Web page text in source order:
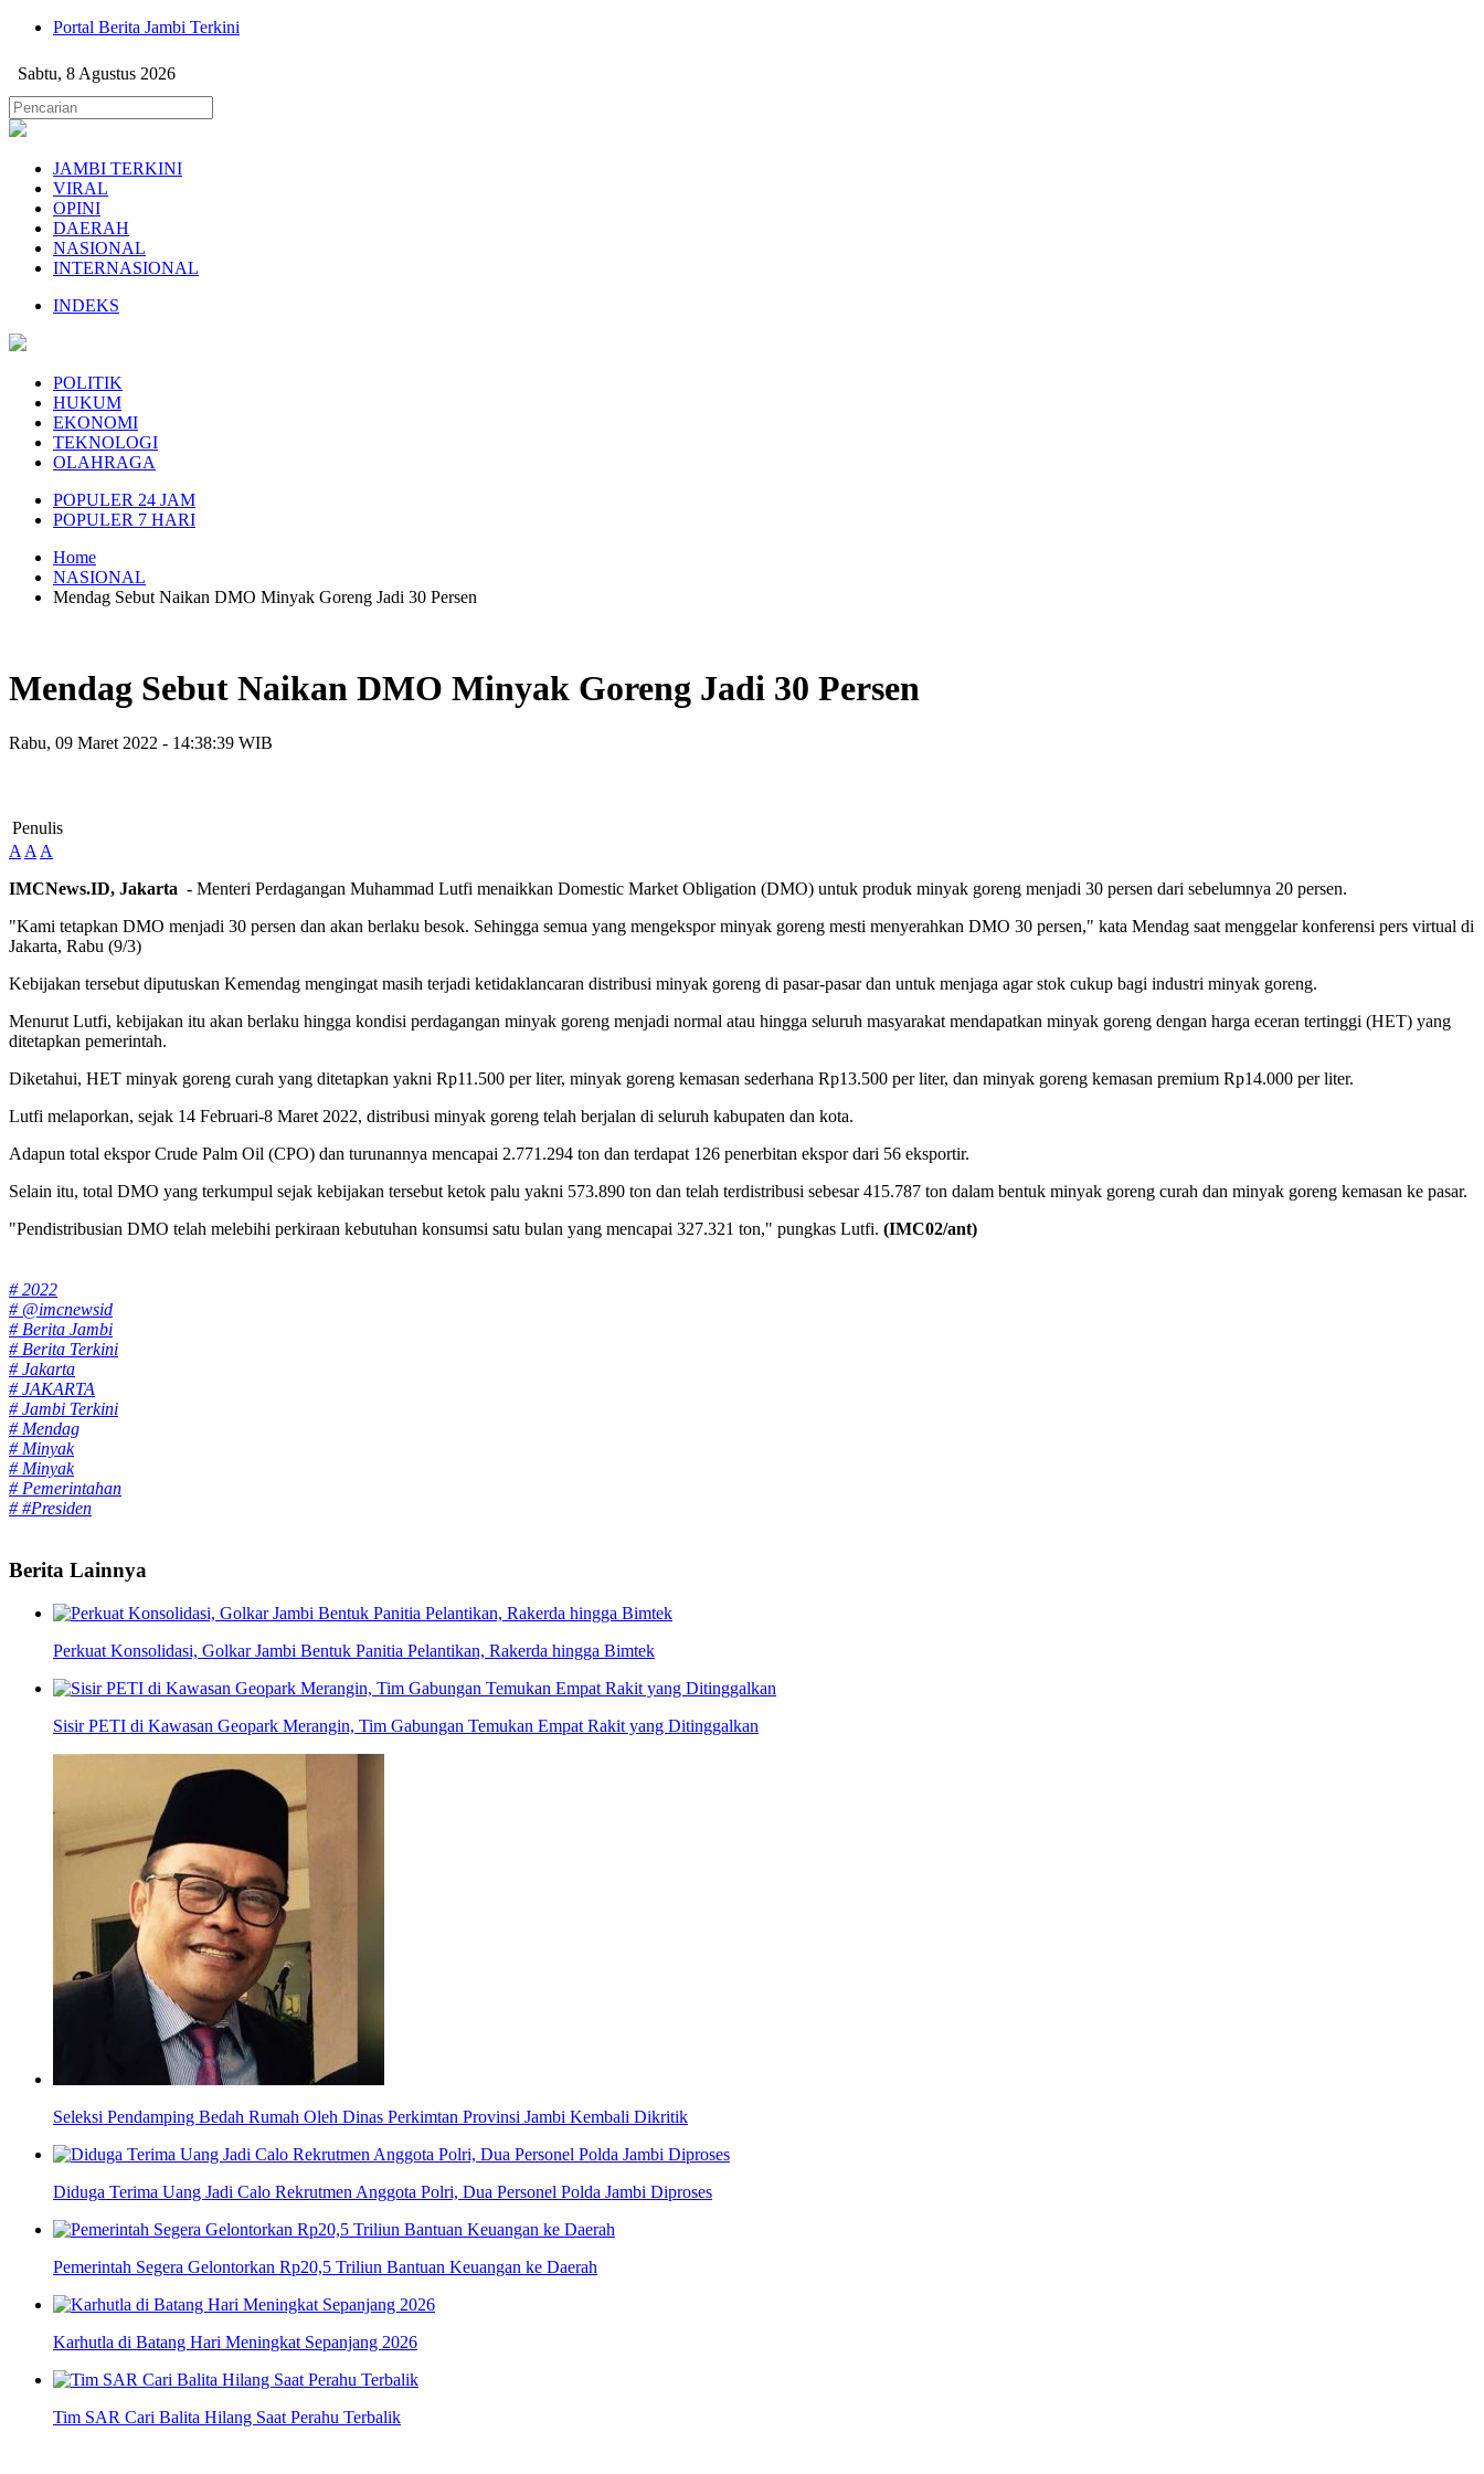
Portal Berita Jambi Terkini
Sabtu, 8 Agustus 2026
JAMBI TERKINI
VIRAL
OPINI
DAERAH
NASIONAL
INTERNASIONAL
INDEKS
POLITIK
HUKUM
EKONOMI
TEKNOLOGI
OLAHRAGA
POPULER 24 JAM
POPULER 7 HARI
Home
NASIONAL
Mendag Sebut Naikan DMO Minyak Goreng Jadi 30 Persen
Mendag Sebut Naikan DMO Minyak Goreng Jadi 30 Persen
Rabu, 09 Maret 2022 - 14:38:39 WIB
Penulis
A A A
IMCNews.ID, Jakarta - Menteri Perdagangan Muhammad Lutfi menaikkan Domestic Market Obligation (DMO) untuk produk minyak goreng menjadi 30 persen dari sebelumnya 20 persen.
"Kami tetapkan DMO menjadi 30 persen dan akan berlaku besok. Sehingga semua yang mengekspor minyak goreng mesti menyerahkan DMO 30 persen," kata Mendag saat menggelar konferensi pers virtual di
Jakarta, Rabu (9/3)
Kebijakan tersebut diputuskan Kemendag mengingat masih terjadi ketidaklancaran distribusi minyak goreng di pasar-pasar dan untuk menjaga agar stok cukup bagi industri minyak goreng.
Menurut Lutfi, kebijakan itu akan berlaku hingga kondisi perdagangan minyak goreng menjadi normal atau hingga seluruh masyarakat mendapatkan minyak goreng dengan harga eceran tertinggi (HET) yang
ditetapkan pemerintah.
Diketahui, HET minyak goreng curah yang ditetapkan yakni Rp11.500 per liter, minyak goreng kemasan sederhana Rp13.500 per liter, dan minyak goreng kemasan premium Rp14.000 per liter.
Lutfi melaporkan, sejak 14 Februari-8 Maret 2022, distribusi minyak goreng telah berjalan di seluruh kabupaten dan kota.
Adapun total ekspor Crude Palm Oil (CPO) dan turunannya mencapai 2.771.294 ton dan terdapat 126 penerbitan ekspor dari 56 eksportir.
Selain itu, total DMO yang terkumpul sejak kebijakan tersebut ketok palu yakni 573.890 ton dan telah terdistribusi sebesar 415.787 ton dalam bentuk minyak goreng curah dan minyak goreng kemasan ke pasar.
"Pendistribusian DMO telah melebihi perkiraan kebutuhan konsumsi satu bulan yang mencapai 327.321 ton," pungkas Lutfi. (IMC02/ant)
# 2022
# @imcnewsid
# Berita Jambi
# Berita Terkini
# Jakarta
# JAKARTA
# Jambi Terkini
# Mendag
# Minyak
# Minyak
# Pemerintahan
# #Presiden
Berita Lainnya
Perkuat Konsolidasi, Golkar Jambi Bentuk Panitia Pelantikan, Rakerda hingga Bimtek
Sisir PETI di Kawasan Geopark Merangin, Tim Gabungan Temukan Empat Rakit yang Ditinggalkan
Seleksi Pendamping Bedah Rumah Oleh Dinas Perkimtan Provinsi Jambi Kembali Dikritik
Diduga Terima Uang Jadi Calo Rekrutmen Anggota Polri, Dua Personel Polda Jambi Diproses
Pemerintah Segera Gelontorkan Rp20,5 Triliun Bantuan Keuangan ke Daerah
Karhutla di Batang Hari Meningkat Sepanjang 2026
Tim SAR Cari Balita Hilang Saat Perahu Terbalik